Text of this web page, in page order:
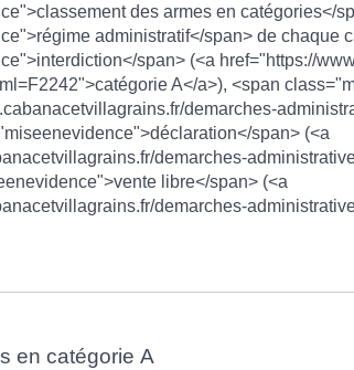
des armes en catégories</
administratif</span> de chaque
span> (<a href="https://
A</a>), <span
demarches-
span> (<a
demarches-
libre</span> (<a
demarches-
en catégorie A